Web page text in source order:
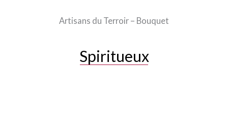
Artisans du Terroir – Bouquet
Spiritueux